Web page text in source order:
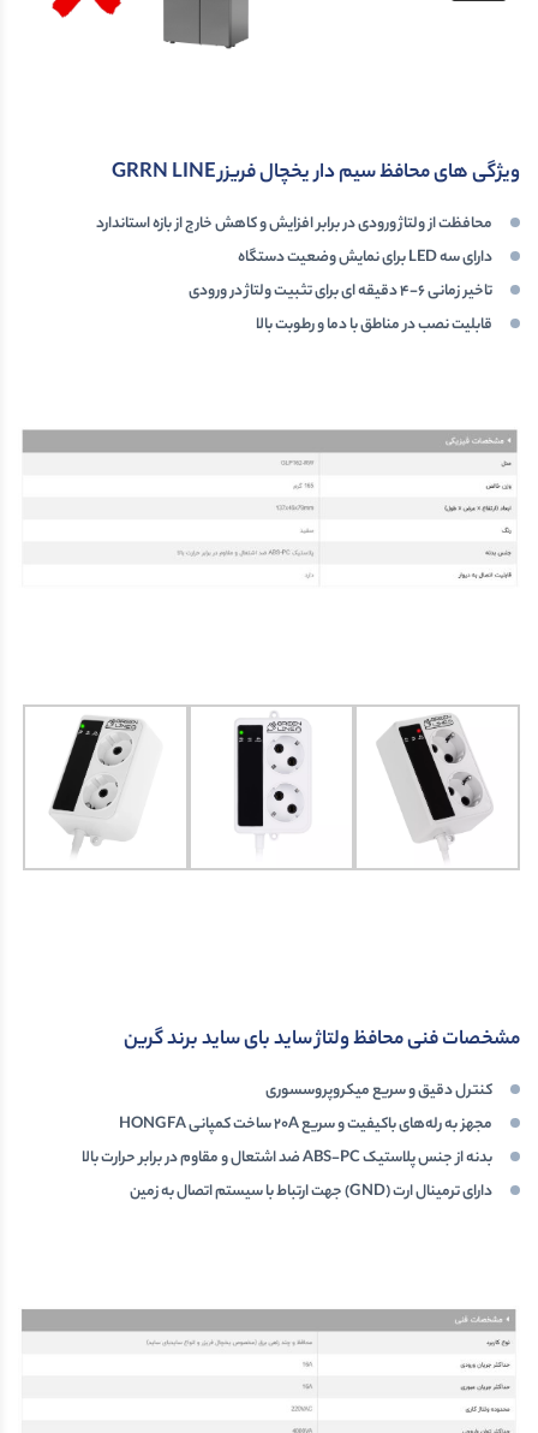
ویژگی های محافظ سیم دار یخچال فریزر GRRN LINE
محافظت از ولتاژ ورودی در برابر افزایش و کاهش خارج از بازه استاندارد
دارای سه LED برای نمایش وضعیت دستگاه
تاخیر زمانی 6-4 دقیقه ای برای تثبیت ولتاژ در ورودی
قابلیت نصب در مناطق با دما و رطوبت بالا
مشخصات فنی محافظ ولتاژ ساید بای ساید برند گرین
کنترل دقیق و سریع میکروپروسسوری
مجهز به رله‌های باکیفیت و سریع 20A ساخت کمپانی HONGFA
بدنه از جنس پلاستیک ABS-PC ضد اشتعال و مقاوم در برابر حرارت بالا
دارای ترمینال ارت (GND) جهت ارتباط با سیستم اتصال به زمین